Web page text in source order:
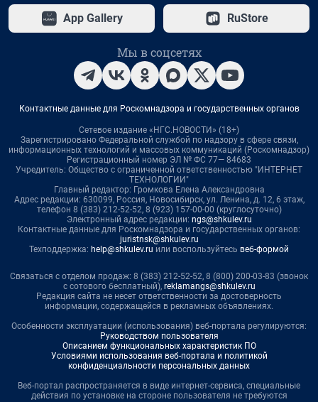
App Gallery RuStore
Мы в соцсетях
Контактные данные для Роскомнадзора и государственных органов
Сетевое издание «НГС.НОВОСТИ» (18+)
Зарегистрировано Федеральной службой по надзору в сфере связи,
информационных технологий и массовых коммуникаций (Роскомнадзор)
Регистрационный номер ЭЛ № ФС 77— 84683
Учредитель: Общество с ограниченной ответственностью "ИНТЕРНЕТ
ТЕХНОЛОГИИ"
Главный редактор: Громкова Елена Александровна
Адрес редакции: 630099, Россия, Новосибирск, ул. Ленина, д. 12, 6 этаж,
телефон 8 (383) 212-52-52, 8 (923) 157-00-00 (круглосуточно)
Электронный адрес редакции: ngs@shkulev.ru
Контактные данные для Роскомнадзора и государственных органов:
juristnsk@shkulev.ru
Техподдержка: help@shkulev.ru или воспользуйтесь веб-формой
Связаться с отделом продаж: 8 (383) 212-52-52, 8 (800) 200-03-83 (звонок
с сотового бесплатный), reklamangs@shkulev.ru
Редакция сайта не несет ответственности за достоверность
информации, содержащейся в рекламных объявлениях.
Особенности эксплуатации (использования) веб-портала регулируются:
Руководством пользователя
Описанием функциональных характеристик ПО
Условиями использования веб-портала и политикой
конфиденциальности персональных данных
Веб-портал распространяется в виде интернет-сервиса, специальные
действия по установке на стороне пользователя не требуются